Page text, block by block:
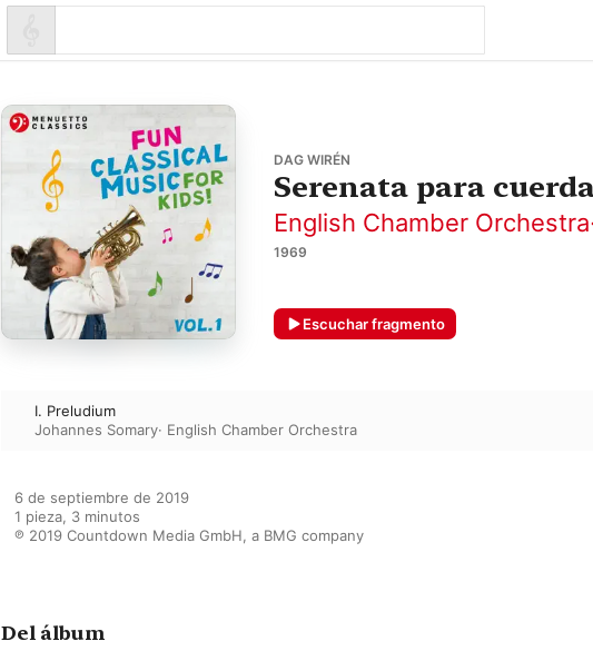
DAG WIRÉN
Serenata para
English Chamber Orchestra
1969
Escuchar fragmento
I. Preludium
Johannes Somary· English Chamber Orchestra
6 de septiembre de 2019
1 pieza, 3 minutos
℗ 2019 Countdown Media GmbH, a BMG company
Del álbum